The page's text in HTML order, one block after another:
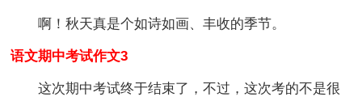
啊！秋天真是个如诗如画、丰收的季节。
语文期中考试作文3
这次期中考试终于结束了，不过，这次考的不是很